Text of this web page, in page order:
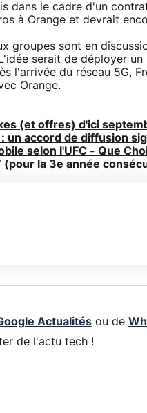
dans le cadre d'un
à Orange et devrait
groupes sont en
serait de déployer
l'arrivée du réseau 5G,
Orange.
(et offres) d'ici
un accord de diffusion
selon l'UFC - Que
(pour la 3e année
Actualitésou de
de l'actu tech !